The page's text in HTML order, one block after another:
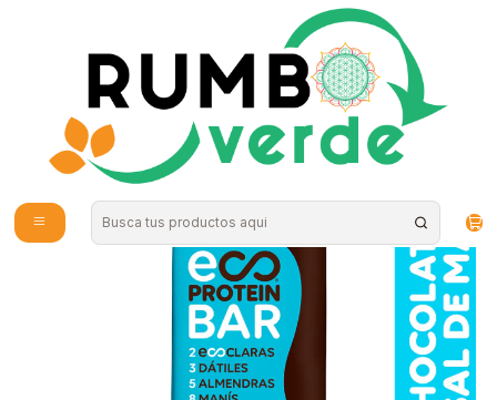
Envío gratis por compras sobre los 59.990 en la provincia de Santiago
Snacks Saludables
Barra chocolate y sal de mar 42g EcoTerra